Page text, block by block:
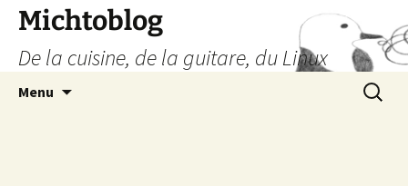
Aller
contenu
Michtoblog
De la cuisine, de la guitare, du Linux
Menu